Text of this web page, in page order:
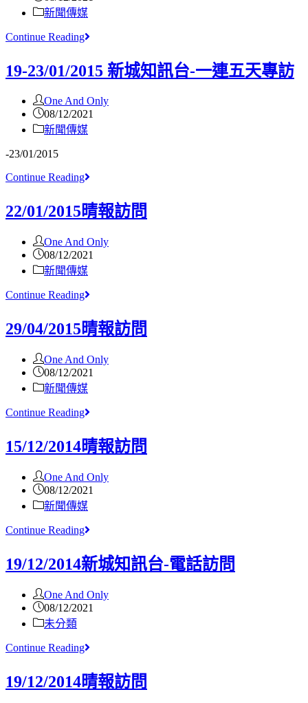
新聞傳媒
Continue Reading
19-23/01/2015 新城知訊台-一連五天專訪
One And Only
08/12/2021
新聞傳媒
-23/01/2015
Continue Reading
22/01/2015晴報訪問
One And Only
08/12/2021
新聞傳媒
Continue Reading
29/04/2015晴報訪問
One And Only
08/12/2021
新聞傳媒
Continue Reading
15/12/2014晴報訪問
One And Only
08/12/2021
新聞傳媒
Continue Reading
19/12/2014新城知訊台-電話訪問
One And Only
08/12/2021
未分類
Continue Reading
19/12/2014晴報訪問